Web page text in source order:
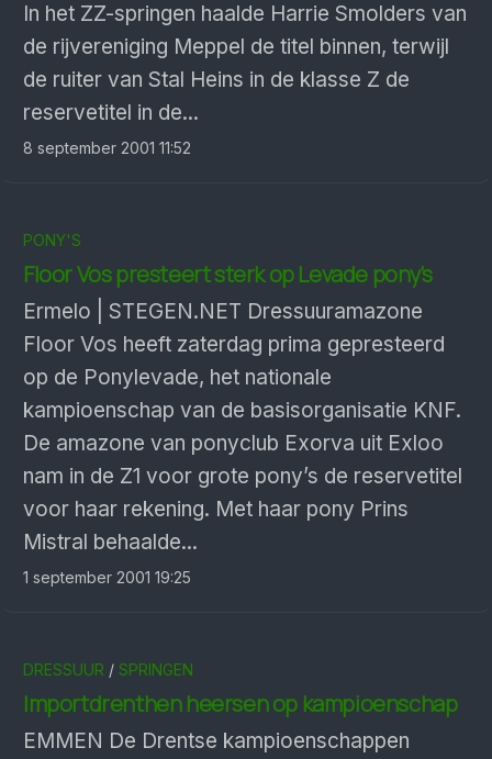
In het ZZ-springen haalde Harrie Smolders van
de rijvereniging Meppel de titel binnen, terwijl
de ruiter van Stal Heins in de klasse Z de
reservetitel in de...
8 september 2001 11:52
PONY'S
Floor Vos presteert sterk op Levade pony’s
Ermelo | STEGEN.NET Dressuuramazone
Floor Vos heeft zaterdag prima gepresteerd
op de Ponylevade, het nationale
kampioenschap van de basisorganisatie KNF.
De amazone van ponyclub Exorva uit Exloo
nam in de Z1 voor grote pony’s de reservetitel
voor haar rekening. Met haar pony Prins
Mistral behaalde...
1 september 2001 19:25
DRESSUUR / SPRINGEN
Importdrenthen heersen op kampioenschap
EMMEN De Drentse kampioenschappen